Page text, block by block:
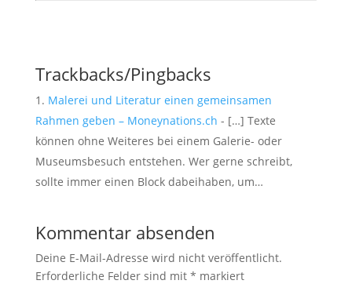
Trackbacks/Pingbacks
Malerei und Literatur einen gemeinsamen
Rahmen geben – Moneynations.ch - […] Texte
können ohne Weiteres bei einem Galerie- oder
Museumsbesuch entstehen. Wer gerne schreibt,
sollte immer einen Block dabeihaben, um…
Kommentar absenden
Deine E-Mail-Adresse wird nicht veröffentlicht.
Erforderliche Felder sind mit * markiert